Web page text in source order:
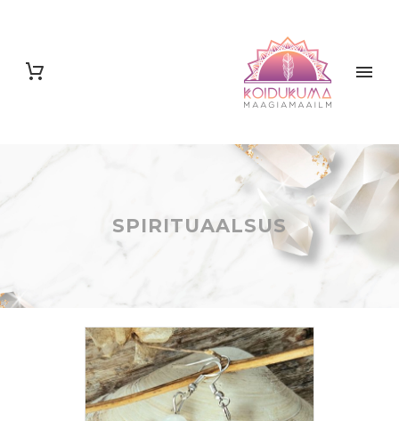
SPIRITUAALSUS